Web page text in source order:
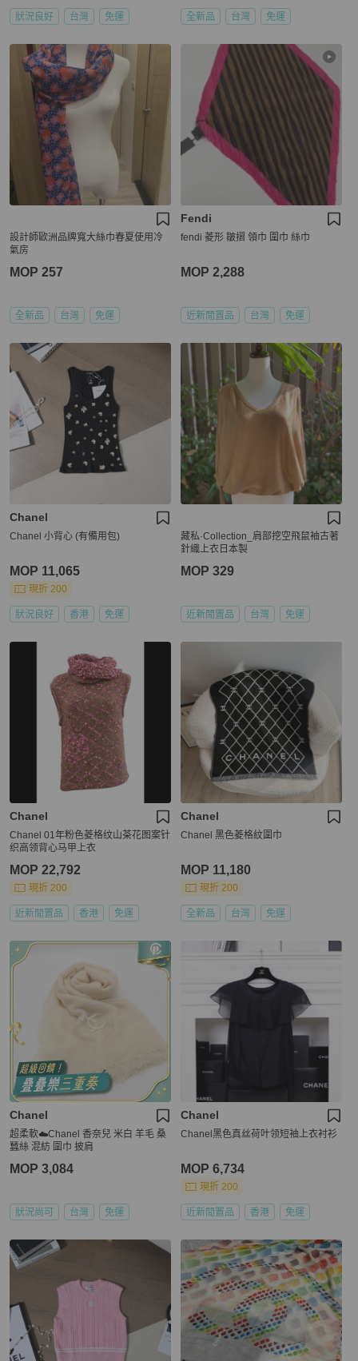
狀況良好 台灣 免運 全新品 台灣 免運
設計師歐洲品牌寬大絲巾春夏使用冷
氣房
MOP 257
全新品 台灣 免運
Fendi
fendi 菱形 皺摺 領巾 圍巾 絲巾
MOP 2,288
近新閒置品 台灣 免運
Chanel
Chanel 小背心 (有備用包)
MOP 11,065
現折 200
狀況良好 香港 免運
藏私·Collection_肩部挖空飛鼠袖古著
針織上衣日本製
MOP 329
近新閒置品 台灣 免運
Chanel
Chanel 01年粉色菱格纹山茶花图案针
织高领背心马甲上衣
MOP 22,792
現折 200
近新閒置品 香港 免運
Chanel
Chanel 黑色菱格紋圍巾
MOP 11,180
現折 200
全新品 台灣 免運
Chanel
超柔軟☁️Chanel 香奈兒 米白 羊毛 桑
蠶絲 混紡 圍巾 披肩
MOP 3,084
狀況尚可 台灣 免運
Chanel
Chanel黑色真丝荷叶领短袖上衣衬衫
MOP 6,734
現折 200
近新閒置品 香港 免運